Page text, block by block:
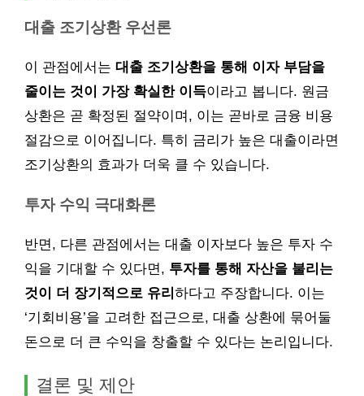
대출 조기상환 우선론
이 관점에서는 대출 조기상환을 통해 이자 부담을
줄이는 것이 가장 확실한 이득이라고 봅니다. 원금
상환은 곧 확정된 절약이며, 이는 곧바로 금융 비용
절감으로 이어집니다. 특히 금리가 높은 대출이라면
조기상환의 효과가 더욱 클 수 있습니다.
투자 수익 극대화론
반면, 다른 관점에서는 대출 이자보다 높은 투자 수
익을 기대할 수 있다면, 투자를 통해 자산을 불리는
것이 더 장기적으로 유리 하다고 주장합니다. 이는
‘기회비용’을 고려한 접근으로, 대출 상환에 묶어둘
돈으로 더 큰 수익을 창출할 수 있다는 논리입니다.
결론 및 제안